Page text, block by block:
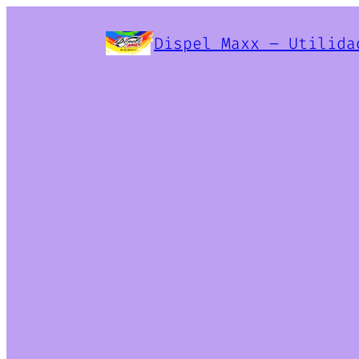
Dispel Maxx –